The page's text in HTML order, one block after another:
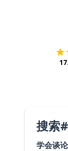
搜索
学会谈